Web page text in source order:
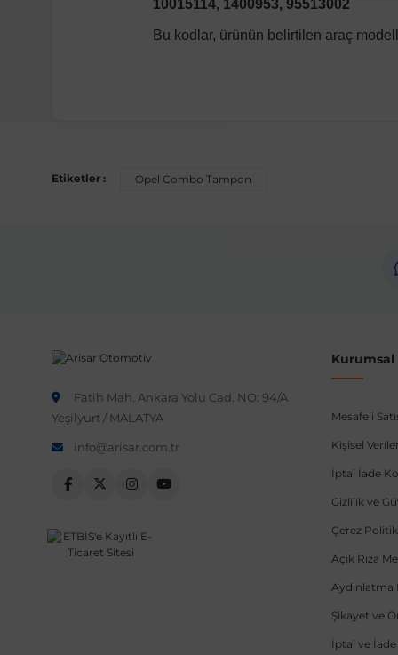
10015114, 1400953, 95513002
Bu kodlar, ürünün belirtilen araç
Araç üreticileri aynı model yılı içerisinde farklı
Etiketler : Opel Combo Tampon
Fatih Mah. Ankara Yolu Cad. NO: 94/A
Yeşilyurt / MALATYA
info@arisar.com.tr
Mesafeli
Kişisel
İptal İade
Gizlilik ve
Çerez
Açık Rıza
Aydınlatma
Şikayet ve
İptal ve